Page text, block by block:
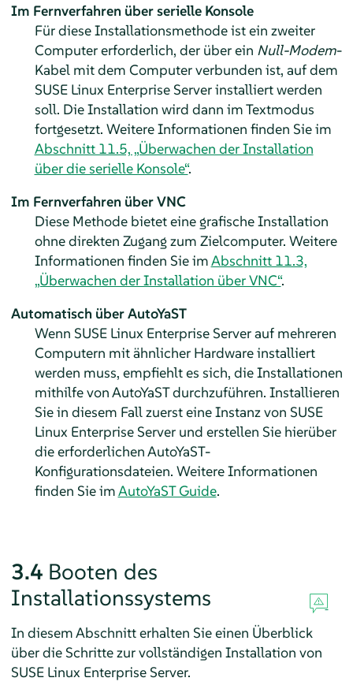
Im Fernverfahren über serielle Konsole
Für diese Installationsmethode ist ein zweiter
Computer erforderlich, der über ein Null-Modem-
Kabel mit dem Computer verbunden ist, auf dem
SUSE Linux Enterprise Serverinstalliert werden
soll. Die Installation wird dann im Textmodus
fortgesetzt. Weitere Informationen finden Sie im
Abschnitt 11.5, „Überwachen der Installation
über die serielle Konsole“.
Im Fernverfahren über VNC
Diese Methode bietet eine grafische Installation
ohne direkten Zugang zum Zielcomputer. Weitere
Informationen finden Sie imAbschnitt 11.3,
„Überwachen der Installation über VNC“.
Automatisch über AutoYaST
Wenn SUSE Linux Enterprise Serverauf mehreren
Computern mit ähnlicher Hardware installiert
werden muss, empfiehlt es sich, die Installationen
mithilfe von AutoYaST durchzuführen. Installieren
Sie in diesem Fall zuerst eine Instanz von SUSE
Linux Enterprise Serverund erstellen Sie hierüber
die erforderlichen AutoYaST-
Konfigurationsdateien. Weitere Informationen
finden Sie imAutoYaST Guide.
3.4 Booten des
Installationssystems
In diesem Abschnitt erhalten Sie einen Überblick
über die Schritte zur vollständigen Installation von
SUSE Linux Enterprise Server.